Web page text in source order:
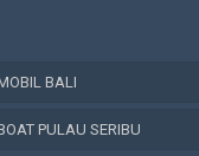
BALI
PULAU SERIBU